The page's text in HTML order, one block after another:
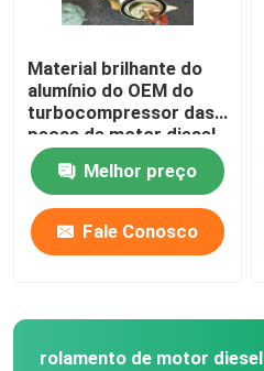
Material brilhante do
alumínio do OEM do
turbocompressor das
peças de motor diesel
da cor
Melhor preço
Fale Conosco
rolamento de motor diesel